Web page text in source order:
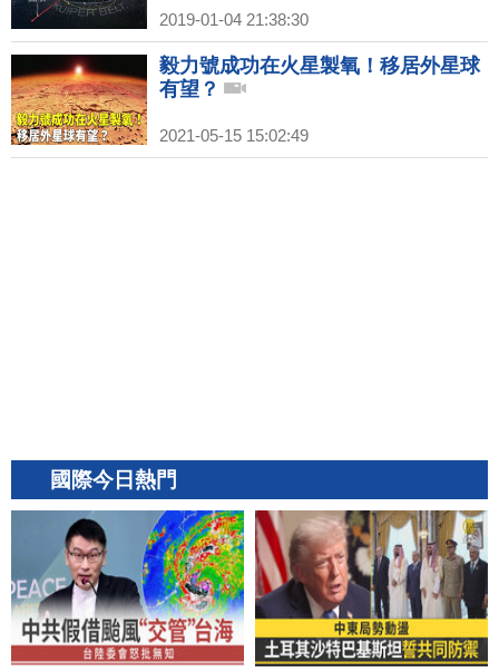
2019-01-04 21:38:30
毅力號成功在火星製氧！移居外星球
有望？
2021-05-15 15:02:49
國際今日熱門